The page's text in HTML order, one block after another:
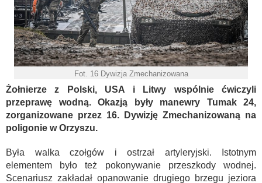
Fot. 16 Dywizja Zmechanizowana
Żołnierze z Polski, USA i Litwy wspólnie ćwiczyli
przeprawę wodną. Okazją były manewry Tumak 24,
zorganizowane przez 16. Dywizję Zmechanizowaną na
poligonie w Orzyszu.
Była walka czołgów i ostrzał artyleryjski. Istotnym
elementem było też pokonywanie przeszkody wodnej.
Scenariusz zakładał opanowanie drugiego brzegu jeziora